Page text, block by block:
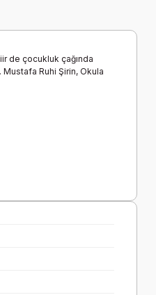
de çocukluk çağında
Ruhi Şirin, Okula